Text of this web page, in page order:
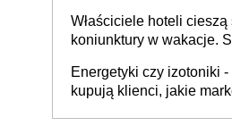
tam, gdzie wielu spędzi
Właściciele hoteli cieszą
koniunktury w wakacje.
Energetyki czy izotoniki
kupują klienci, jakie